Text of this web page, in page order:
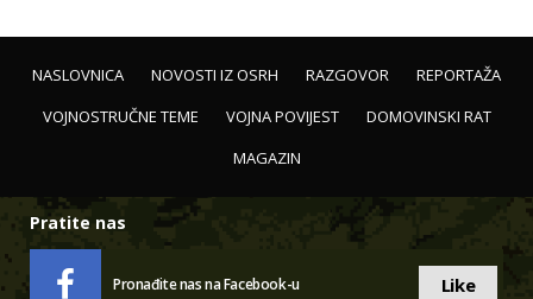
NASLOVNICA NOVOSTI IZ OSRH RAZGOVOR
REPORTAŽA
VOJNOSTRUČNE TEME
VOJNA POVIJEST
DOMOVINSKI RAT
MAGAZIN
Pratite nas
Pronađite nas na Facebook-u Like